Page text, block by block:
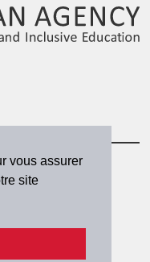
vous assurer
site